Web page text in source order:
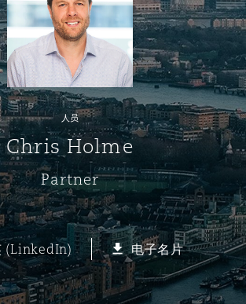
Carrier Liability
Commerical Dispute
Debt Recovery
Emergency Response & Crisis
Management
Finance & Leasing
公司
企业、商业与合规保险
数据保护与隐私权
劳动、养老金和移民n
金融
Commercial Disputes
Commercial Litigation
Marine
Trade & Commodities
Casualty
Corporate, Commercial &
Insurance
Cyber Risk
Employers' & Public Liability
Employment Practices
环境保护法
基础设施
PPP/PFI
Public Procurement
房地产
Compliance
External Investigations
Financial Services
Fraud & White-Collar Crime
Internal Investigations
- 解锁智能索赔新模式
室
地大厦）
人员
Chris Holme
Partner
(LinkedIn) 电子名片